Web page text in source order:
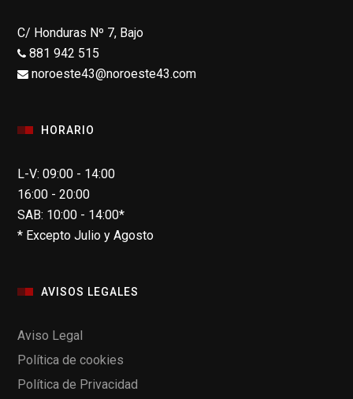
C/ Honduras Nº 7, Bajo
881 942 515
noroeste43@noroeste43.com
HORARIO
L-V: 09:00 - 14:00
16:00 - 20:00
SAB: 10:00 - 14:00*
* Excepto Julio y Agosto
AVISOS LEGALES
Aviso Legal
Política de cookies
Política de Privacidad